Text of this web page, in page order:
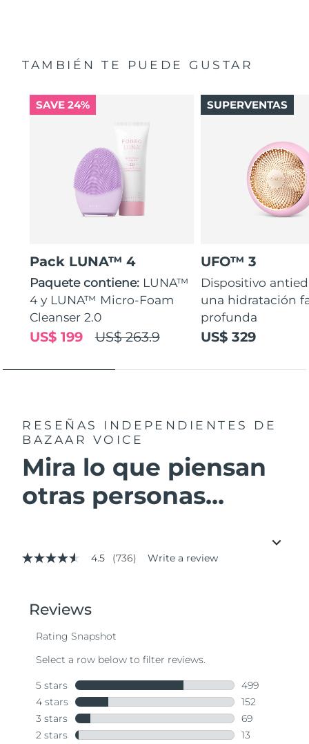
TAMBIÉN TE PUEDE GUSTAR
SAVE 24%
Pack LUNA™ 4
Paquete contiene: LUNA™
4 y LUNA™ Micro-Foam
Cleanser 2.0
US$ 263.9
US$ 199
UFO™ 3
Dispositivo
una hidratación
profunda
US$ 329
SUPERVENTAS
RESEÑAS INDEPENDIENTES
DE
BAZAAR VOICE
Mira lo que piensan
otras personas...
4.5
stars,
average
value.
736
Same
page
link.
4.5 (736) Write a review